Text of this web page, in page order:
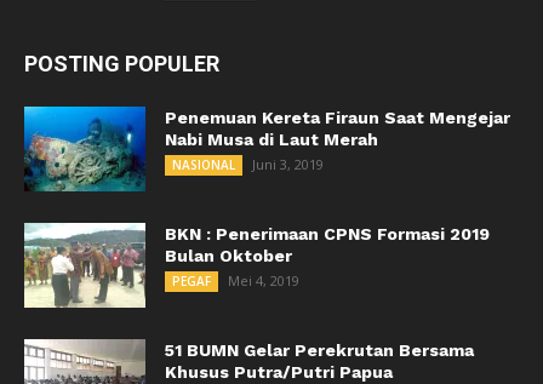
POSTING POPULER
Penemuan Kereta Firaun Saat Mengejar
Nabi Musa di Laut Merah
NASIONAL Juni 3, 2019
BKN : Penerimaan CPNS Formasi 2019
Bulan Oktober
PEGAF Mei 4, 2019
51 BUMN Gelar Perekrutan Bersama
Khusus Putra/Putri Papua